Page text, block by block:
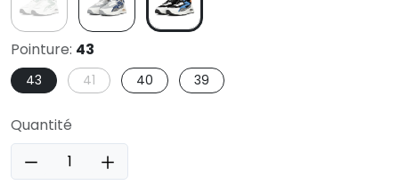
Pointure: 43
43 41 40 39
Quantité